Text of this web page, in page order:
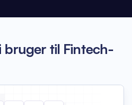
bruger til Fintech-